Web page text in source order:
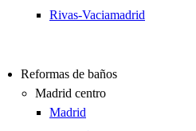
Rivas-Vaciamadrid
Reformas de baños
Madrid centro
Madrid